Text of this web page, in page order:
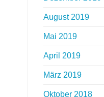
August 2019
Mai 2019
April 2019
März 2019
Oktober 2018